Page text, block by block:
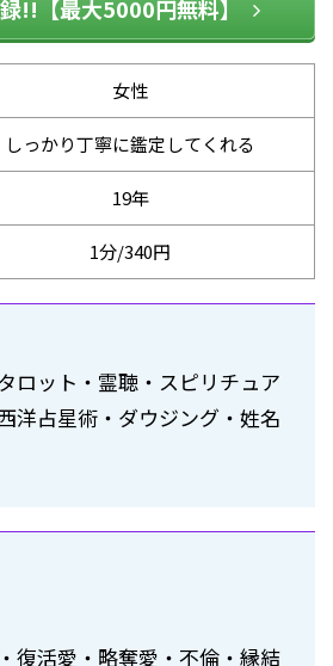
!!【最大5000円無料】
女性
しっかり丁寧に鑑定してくれる
19年
1分/340円
ロット・霊聴・スピリチュア
洋占星術・ダウジング・姓名
復活愛・略奪愛・不倫・縁結